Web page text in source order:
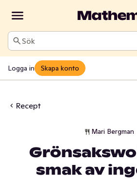
Sök
Logga in Skapa konto
Recept
Mari Bergman
smak av